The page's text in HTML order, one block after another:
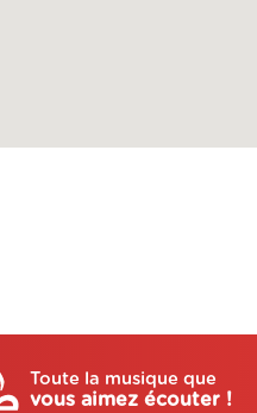
Toute la musique que
vous aimez écouter !